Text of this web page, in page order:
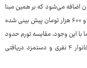
به حقوق کارگران اضافه می‌شود که بر همین مبنا
حقوق کارگران در سال ۱۴۰۳ رقمی در حدود ۱۲ میلیون و ۶۰۰ هزار تومان پیش بینی شده
با این وجود، مقایسه تورم حدود
۴۳ درصدی موجود در کشور، هزینه‌های زندگی یک خانوار ۴ نفری و دستمزد دریافتی